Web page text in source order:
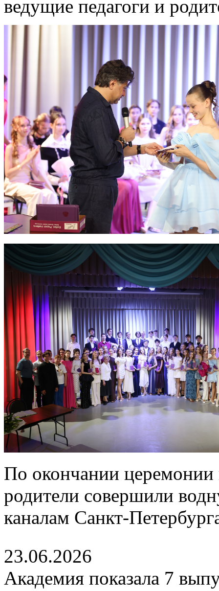
ведущие педагоги и
По окончании церемонии
родители совершили
каналам Санкт-
23.06.2026
Академия показала 7